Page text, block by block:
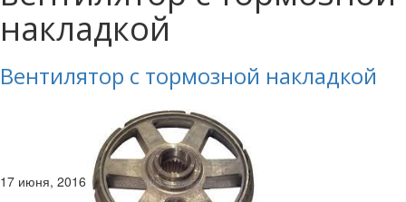
накладкой
Вентилятор с тормозной накладкой
17 июня, 2016